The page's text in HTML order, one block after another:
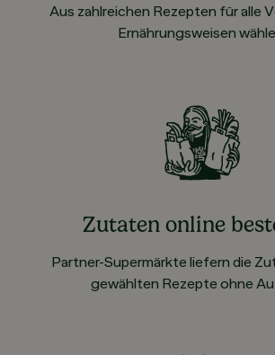
Aus zahlreichen Rezepten für alle
Ernährungsweisen
Zutaten online
Partner-Supermärkte liefern die
gewählten Rezepte ohne